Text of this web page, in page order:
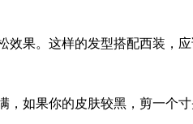
果。这样的发型搭配西装，应
如果你的皮肤较黑，剪一个